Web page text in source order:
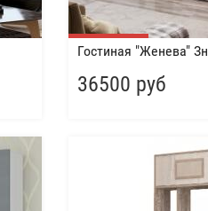
Гостиная "Женева" Зн
36500 руб